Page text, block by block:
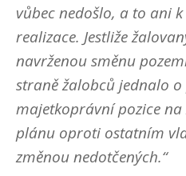
vůbec nedošlo, a to ani
realizace. Jestliže
navrženou směnu
straně žalobců jednalo
majetkoprávní pozice
plánu oproti ostatním
změnou nedotčených.“